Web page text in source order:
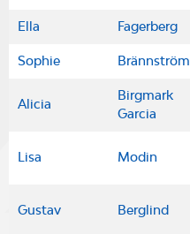
Ella Fagerberg
Sophie Brännström
Alicia
Birgmark
Garcia
Lisa Modin
Gustav Berglind